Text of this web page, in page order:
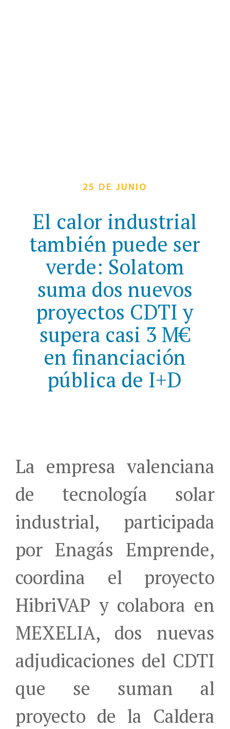
25 DE JUNIO
El calor industrial
también puede ser
verde: Solatom
suma dos nuevos
proyectos CDTI y
supera casi 3 M€
en financiación
pública de I+D
La empresa valenciana
de tecnología solar
industrial, participada
por Enagás Emprende,
coordina el proyecto
HibriVAP y colabora en
MEXELIA, dos nuevas
adjudicaciones del CDTI
que se suman al
proyecto de la Caldera